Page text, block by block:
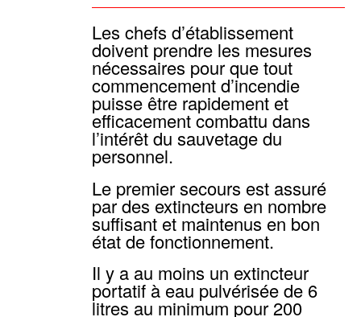
Les chefs d’établissement
doivent prendre les mesures
nécessaires pour que tout
commencement d’incendie
puisse être rapidement et
efficacement combattu dans
l’intérêt du sauvetage du
personnel.
Le premier secours est assuré
par des extincteurs en nombre
suffisant et maintenus en bon
état de fonctionnement.
Il y a au moins un extincteur
portatif à eau pulvérisée de 6
litres au minimum pour 200